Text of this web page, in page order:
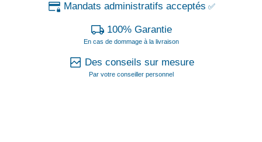
Mandats administratifs acceptés ✅
100% Garantie
En cas de dommage à la livraison
Des conseils sur mesure
Par votre conseiller personnel